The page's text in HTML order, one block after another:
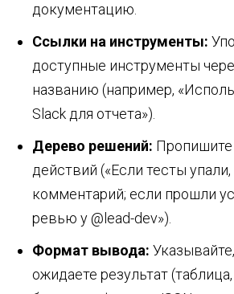
документацию.
Ссылки на инструменты:
доступные инструменты
названию (например,
Slack для отчета»).
Дерево решений: Пропишите
действий («Если тесты
комментарий; если прошли
ревью у @lead-dev»).
Формат вывода:
ожидаете результат